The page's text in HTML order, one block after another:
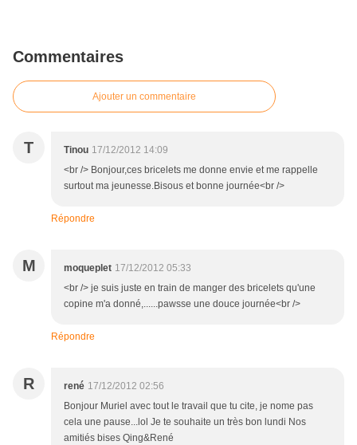
Commentaires
Ajouter un commentaire
T Tinou 17/12/2012 14:09
<br /> Bonjour,ces bricelets me donne envie et me rappelle
surtout ma jeunesse.Bisous et bonne journée<br />
Répondre
M moqueplet 17/12/2012 05:33
<br /> je suis juste en train de manger des bricelets qu'une
copine m'a donné,......pawsse une douce journée<br />
Répondre
R rené 17/12/2012 02:56
Bonjour Muriel avec tout le travail que tu cite, je nome pas
cela une pause...lol Je te souhaite un très bon lundi Nos
amitiés bises Qing&René